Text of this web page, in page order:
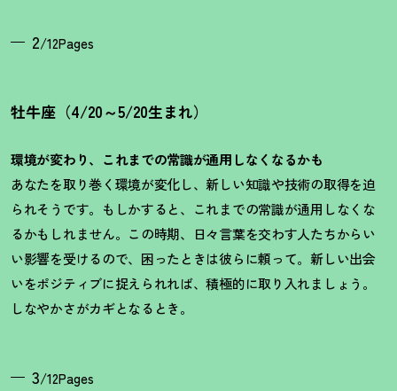
2/12Pages
牡牛座（4/20～5/20生まれ）
環境が変わり、これまでの常識が通用しなくなるかも
あなたを取り巻く環境が変化し、新しい知識や技術の取得を迫
られそうです。もしかすると、これまでの常識が通用しなくな
るかもしれません。この時期、日々言葉を交わす人たちからい
い影響を受けるので、困ったときは彼らに頼って。新しい出会
いをポジティブに捉えられれば、積極的に取り入れましょう。
しなやかさがカギとなるとき。
3/12Pages